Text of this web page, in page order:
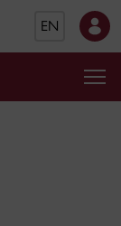
EN